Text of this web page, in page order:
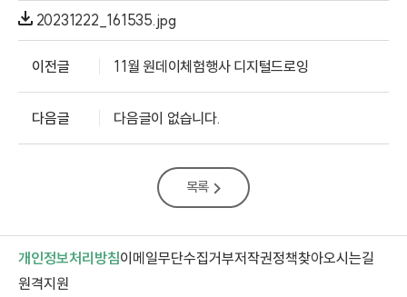
20231222_161535.jpg
이전글 11월 원데이체험행사 디지털드로잉
다음글 다음글이 없습니다.
목록
개인정보처리방침이메일무단수집거부저작권정책찾아오시는길
원격지원